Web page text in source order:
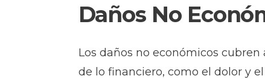
Daños No
Los daños no económicos
de lo financiero, como el dolor y